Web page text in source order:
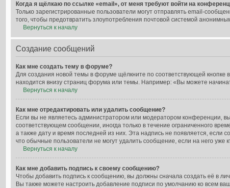
Когда я щёлкаю по ссылке «email», от меня требуют войти на
Только зарегистрированные пользователи могут отправлять email-
того, чтобы предотвратить злоупотребления почтовой системой
Вернуться к началу
Создание сообщений
Как мне создать тему в форуме?
Для создания новой темы в форуме щёлкните по соответствующей
находится внизу страниц форума или темы. Например: «Вы можете
Вернуться к началу
Как мне отредактировать или удалить сообщение?
Если вы не являетесь администратором или модератором конференции,
соответствующем сообщении, иногда только в течение ограниченного
а также дату и время последней из них. Эта надпись не появляется,
что обычные пользователи не могут удалить сообщение, если на него уже
Вернуться к началу
Как мне добавить подпись к своему сообщению?
Чтобы добавить подпись к сообщению, вы должны сначала создать её в
Вы также можете настроить добавление подписи по умолчанию ко всем